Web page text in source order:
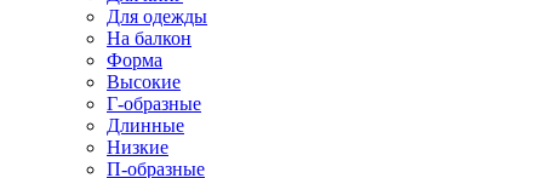
Для одежды
На балкон
Форма
Высокие
Г-образные
Длинные
Низкие
П-образные